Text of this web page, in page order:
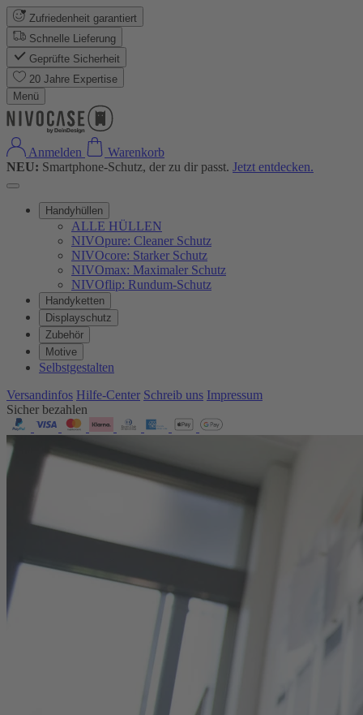
Zufriedenheit garantiert
Schnelle Lieferung
Geprüfte Sicherheit
20 Jahre Expertise
Menü
Anmelden
Warenkorb
NEU: Smartphone-Schutz, der zu dir passt. Jetzt entdecken.
Handyhüllen
ALLE HÜLLEN
NIVOpure: Cleaner Schutz
NIVOcore: Starker Schutz
NIVOmax: Maximaler Schutz
NIVOflip: Rundum-Schutz
Handyketten
Displayschutz
Zubehör
Motive
Selbstgestalten
Versandinfos Hilfe-Center Schreib uns Impressum
Sicher bezahlen